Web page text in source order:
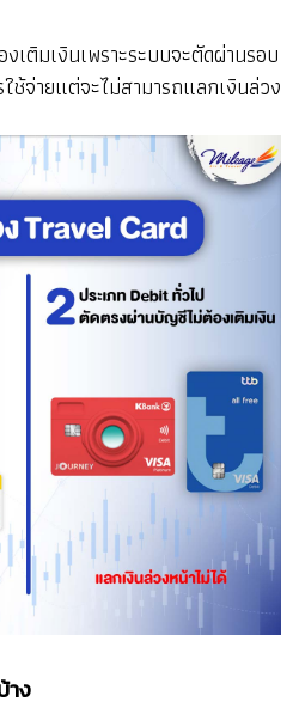
เติมเงินเพราะระบบจะตัดผ่านรอบ
จ่ายแต่จะไม่สามารถแลกเงินล่วง
าง